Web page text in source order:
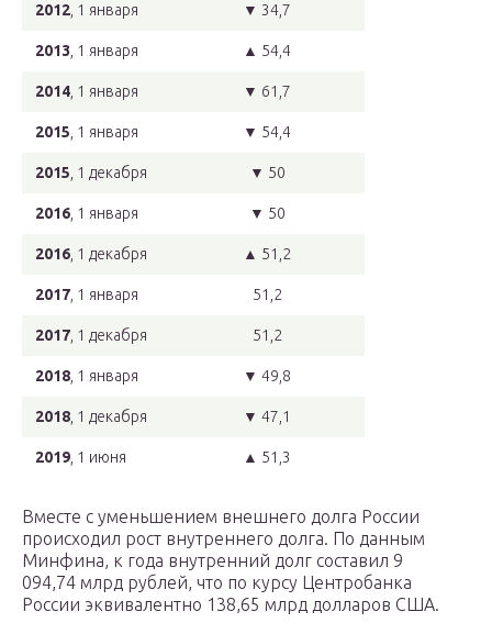
2012 , 1 января ▼ 34,7
2013 , 1 января ▲ 54,4
2014 , 1 января ▼ 61,7
2015 , 1 января ▼ 54,4
2015 , 1 декабря ▼ 50
2016 , 1 января ▼ 50
2016 , 1 декабря ▲ 51,2
2017 , 1 января 51,2
2017 , 1 декабря 51,2
2018 , 1 января ▼ 49,8
2018 , 1 декабря ▼ 47,1
2019 , 1 июня ▲ 51,3
Вместе с уменьшением внешнего долга России
происходил рост внутреннего долга. По данным
Минфина, к года внутренний долг составил 9
094,74 млрд рублей, что по курсу Центробанка
России эквивалентно 138,65 млрд долларов США.